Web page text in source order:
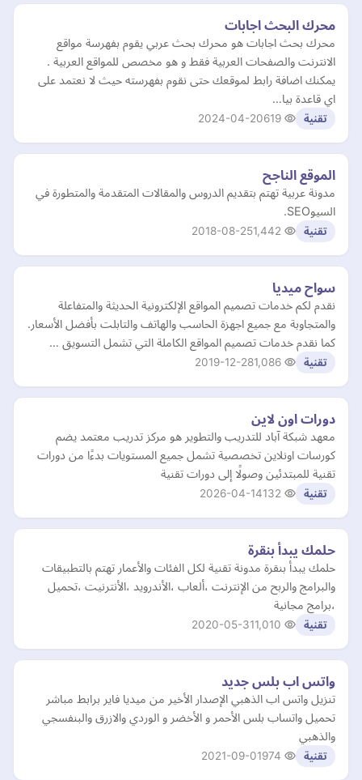
محرك البحث اجابات
محرك بحث اجابات هو محرك بحث عربي يقوم بفهرسة مواقع
الانترنت والصفحات العربية فقط و هو مخصص للمواقع العربية .
يمكنك اضافة رابط لموقعك حتى نقوم بفهرسته حيث لا نعتمد على
اي قاعدة بيا…
تقنية 2024-04-20
الموقع الناجح
مدونة عربية تهتم بتقديم الدروس والمقالات المتقدمة والمتطورة في
السيوSEO.
تقنية 2018-08-25
سواح ميديا
نقدم لكم خدمات تصميم المواقع الإلكترونية الحديثة والمتفاعلة
والمتجاوبة مع جميع اجهزة الحاسب والهاتف والتابلت بأفضل الأسعار.
كما نقدم خدمات تصميم المواقع الكاملة التي تشمل التسويق …
تقنية 2019-12-28
دورات اون لاين
معهد شبكة آباد للتدريب والتطوير هو مركز تدريب معتمد يضم
كورسات اونلاين تخصصية تشمل جميع المستويات بدءًا من دورات
تقنية للمبتدئين وصولًا إلى دورات تقنية
تقنية 2026-04-14
حلمك يبدأ بنقرة
حلمك يبدأ بنقرة مدونة تقنية لكل الفئات والأعمار تهتم بالتطبيقات
والبرامج والربح من الإنترنت ،ألعاب ،الأندرويد ،الأنترنيت ،تحميل
،برامج مجانية
تقنية 2020-05-31
واتس اب بلس جديد
تنزيل واتس اب الذهبي الإصدار الأخير من ميديا فاير برابط مباشر
تحميل واتساب بلس الأحمر و الأخضر و الوردي والازرق والبنفسجي
والذهبي
تقنية 2021-09-01